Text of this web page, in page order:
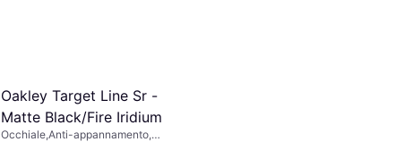
Oakley Target Line Sr -
Matte Black/Fire Iridium
Occhiale,Anti-appannamento,